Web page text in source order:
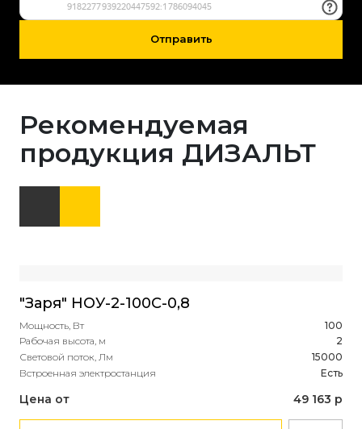
Отправить
Рекомендуемая
продукция ДИЗАЛЬТ
"Заря" НОУ-2-100С-0,8
Мощность, Вт
100
Рабочая высота, м
2
Световой поток, Лм
15000
Встроенная электростанция
Есть
Цена от 49 163 р